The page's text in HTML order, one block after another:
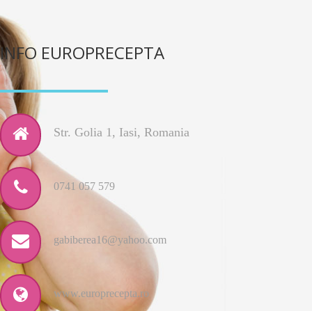
INFO EUROPRECEPTA
Str. Golia 1, Iasi, Romania
0741 057 579
gabiberea16@yahoo.com
www.europrecepta.ro